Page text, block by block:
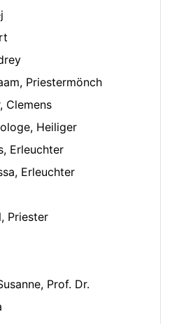
Priestermönch
Clemens
Heiliger
Erleuchter
Erleuchter
Priester
Prof. Dr.